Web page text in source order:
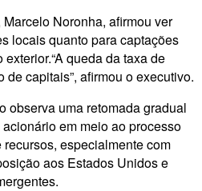
Noronha, afirmou ver
locais quanto para captações
queda da taxa de
de capitais”, afirmou o executivo.
observa uma retomada gradual
em meio ao processo
especialmente com
aos Estados Unidos e